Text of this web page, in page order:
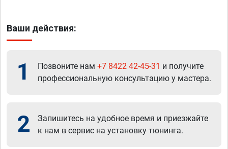
Ваши действия:
1 Позвоните нам +7 8422 42-45-31 и получите
профессиональную консультацию у мастера.
2
Запишитесь на удобное время и приезжайте
к нам в сервис на установку тюнинга.